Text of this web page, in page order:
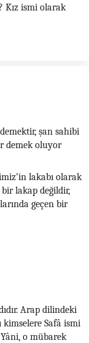
Kız ismi olarak
şan sahibi
demek oluyor
lakabı olarak
lakap değildir,
geçen bir
Arap dilindeki
kimselere Safâ ismi
o mübarek